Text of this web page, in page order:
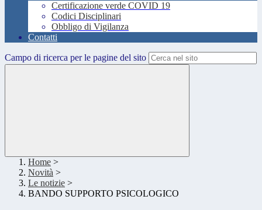
Certificazione verde COVID 19
Codici Disciplinari
Obbligo di Vigilanza
Contatti
Campo di ricerca per le pagine del sito
Home >
Novità >
Le notizie >
BANDO SUPPORTO PSICOLOGICO